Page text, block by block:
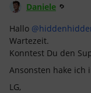
Daniele
Hallo ​
Wartezeit.
Konntest Du den
Ansonsten hake ich
LG,